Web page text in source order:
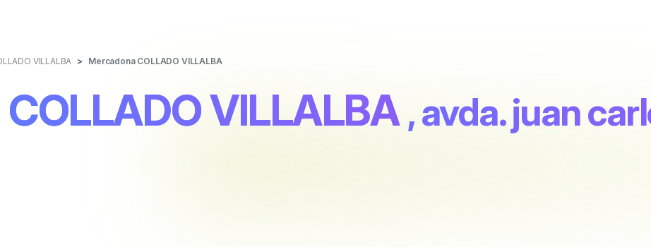
VILLALBA Mercadona COLLADO VILLALBA
VILLALBA , avda. juan